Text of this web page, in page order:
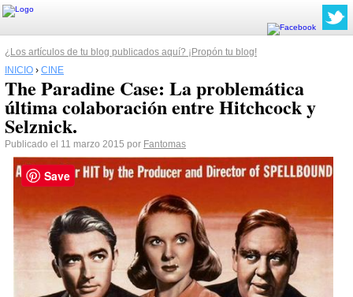
¿Los artículos de tu blog publicados aquí? ¡Propón tu blog!
INICIO › CINE
The Paradine Case: La problemática
última colaboración entre Hitchcock y
Selznick.
Publicado el 11 marzo 2015 por Fantomas
Save